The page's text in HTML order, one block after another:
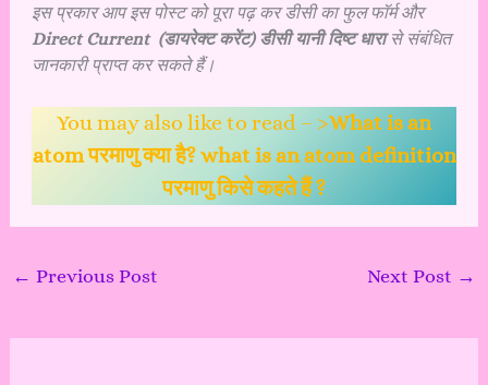
इस प्रकार आप इस पोस्ट को पूरा पढ़ कर डीसी का फुल फॉर्म और
Direct Current (डायरेक्ट करेंट) डीसी यानी दिष्ट धारासे संबंधित
जानकारी प्राप्त कर सकते हैं।
You may also like to read – >What is an
atom परमाणु क्या है? what is an atom definition
परमाणु किसे कहते हैं ?
← Previous Post Next Post →